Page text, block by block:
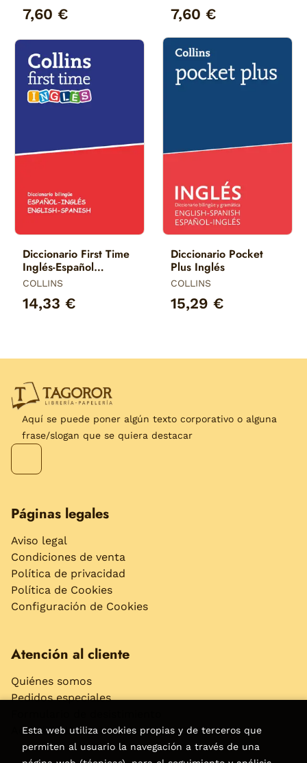
7,60 € 7,60 €
Diccionario First Time
Inglés-Español
Bilingue
COLLINS
14,33 €
Diccionario Pocket
Plus Inglés
COLLINS
15,29 €
Aquí se puede poner algún texto corporativo o alguna
frase/slogan que se quiera destacar
Páginas legales
Aviso legal
Condiciones de venta
Política de privacidad
Política de Cookies
Configuración de Cookies
Atención al cliente
Quiénes somos
Pedidos especiales
Accesibilidad
Esta web utiliza cookies propias y de terceros que
permiten al usuario la navegación a través de una